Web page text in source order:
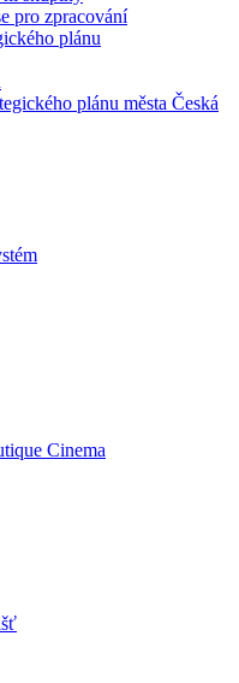
pro zpracování
plánu
plánu města Česká
Cinema